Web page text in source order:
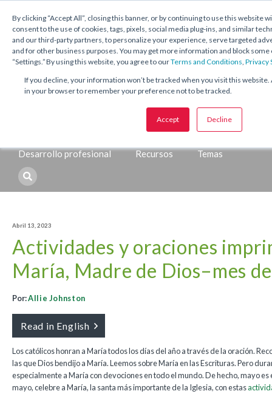
By clicking “Accept All”, closing this banner, or by continuing to use this website
consent to the use of cookies, tags, pixels, social media plug-ins, and similar
and our third-party partners, to personalize your experience, serve targeted
and for other business purposes. You may get more information and block
“Settings.” By using this website, you agree to ourTerms and Conditions, Privacy
If you decline, your information won’t be tracked when you visit this website.
in your browser to remember your preference not to be tracked.
Accept Decline
Temas:
Temporadas y festividades
Desarrollo profesional Recursos Temas
Abril 13, 2023
Actividades y oraciones
María, Madre de Dios–mes
Por:Allie Johnston
Read in English
Los católicos honran a María todos los días del año a través de la oración.
las que Dios bendijo a María. Leemos sobre María en las Escrituras. Pero
especialmente a María con devociones en todo el mundo. De hecho, mayo es
mayo, celebre a María, la santa más importante de la Iglesia, con estas